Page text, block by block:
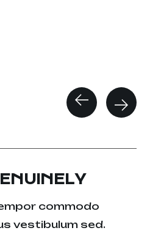
commodo
vestibulum sed.